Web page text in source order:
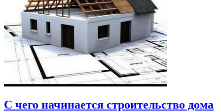
С чего начинается строительство дома